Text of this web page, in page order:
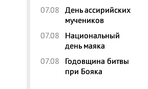
07.08 День ассирийских
мучеников
07.08
Национальный
день маяка
07.08
Годовщина битвы
при Бояка